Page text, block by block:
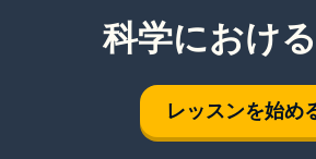
科学におけ
レッスンを始め